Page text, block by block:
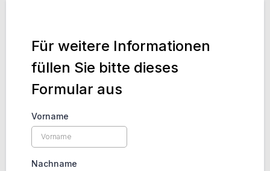
Für weitere Informationen
füllen Sie bitte dieses
Formular aus
Vorname
Nachname